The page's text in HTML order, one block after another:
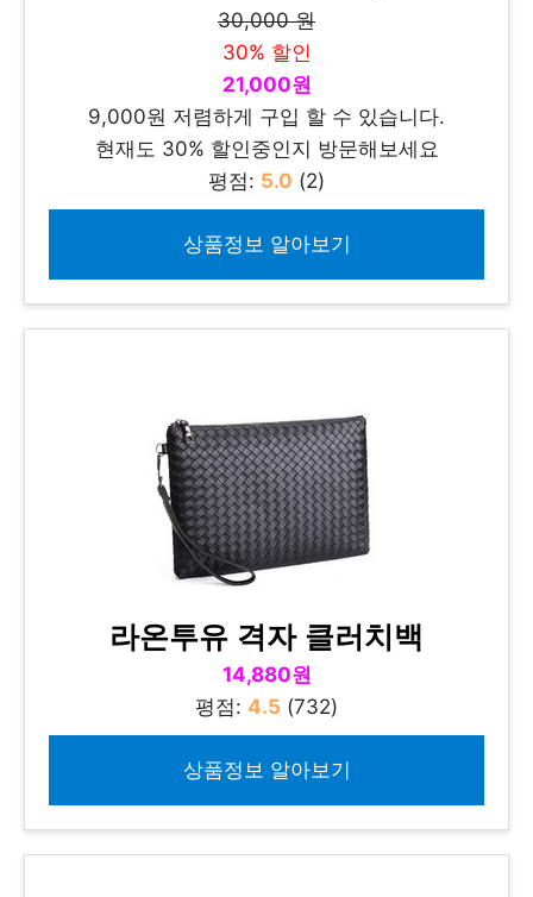
30,000 원
30% 할인
21,000원
9,000원 저렴하게 구입 할 수 있습니다.
현재도 30% 할인중인지 방문해보세요
평점: 5.0 (2)
상품정보 알아보기
라온투유 격자 클러치백
14,880원
평점: 4.5 (732)
상품정보 알아보기